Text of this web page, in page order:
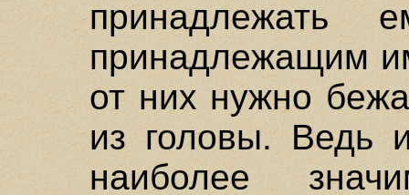
принадлежать
принадлежащим
от них нужно
из головы. Ведь
наиболее